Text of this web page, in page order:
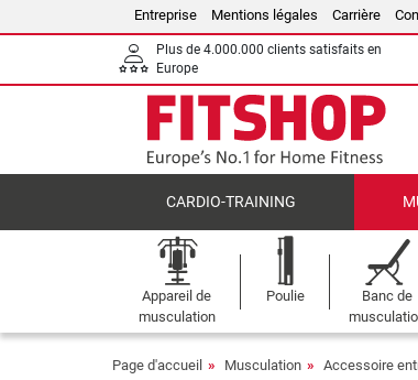
Entreprise Mentions légales Carrière
Plus de 4.000.000 clients satisfaits en
Europe
CARDIO-TRAINING
Appareil de
musculation
Poulie
Banc de
Page d'accueil Musculation Accessoire